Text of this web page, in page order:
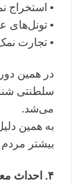
• استخراج
• تونل‌های
• تجارت
در همین
سلطنتی
می‌شد.
به همین
بیشتر
۴. احداث معدن مشهور کیوه‌را (Khewra) – سال ۱۸۷۲